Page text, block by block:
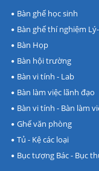
Bàn ghế học sinh
Bàn ghế thí nghiệm
Bàn Họp
Bàn hội trường
Bàn vi tính - Lab
Bàn làm việc lãnh đạo
Bàn vi tính - Bàn làm
Ghế văn phòng
Tủ - Kệ các loại
Bục tượng Bác - Bục